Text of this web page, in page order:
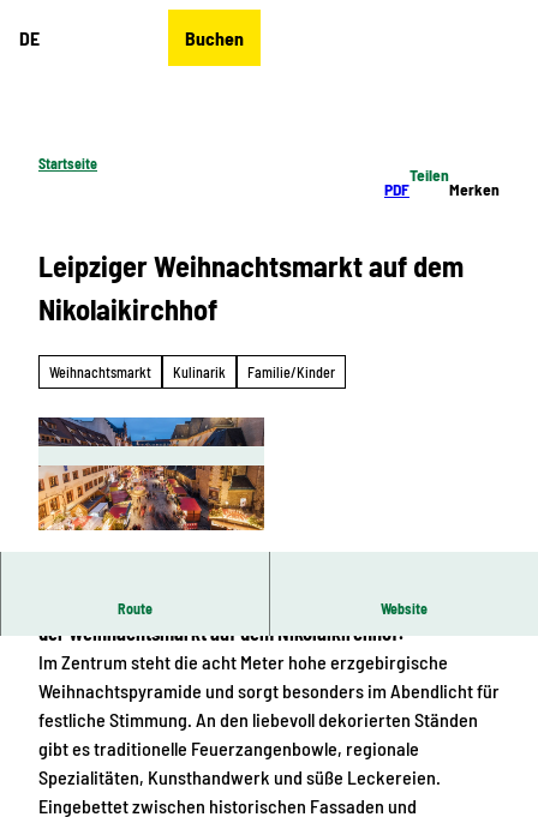
DE Buchen
Startseite
PDF
Teilen
Merken
Leipziger Weihnachtsmarkt auf dem
Nikolaikirchhof
Weihnachtsmarkt Kulinarik Familie/Kinder
CC-BY
Route Website
Mitten in der historischen Altstadt Leipzigs entfaltet sich
der Weihnachtsmarkt auf dem Nikolaikirchhof.
Im Zentrum steht die acht Meter hohe erzgebirgische
Weihnachtspyramide und sorgt besonders im Abendlicht für
festliche Stimmung. An den liebevoll dekorierten Ständen
gibt es traditionelle Feuerzangenbowle, regionale
Spezialitäten, Kunsthandwerk und süße Leckereien.
Eingebettet zwischen historischen Fassaden und